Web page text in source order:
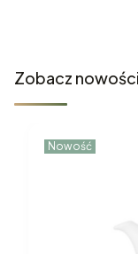
Zobacz nowości
Nowość